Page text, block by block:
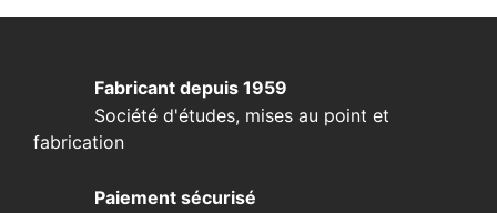
Fabricant depuis 1959
Société d'études, mises au point et
fabrication
Paiement sécurisé